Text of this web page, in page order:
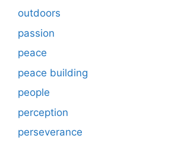
outdoors
passion
peace
peace building
people
perception
perseverance